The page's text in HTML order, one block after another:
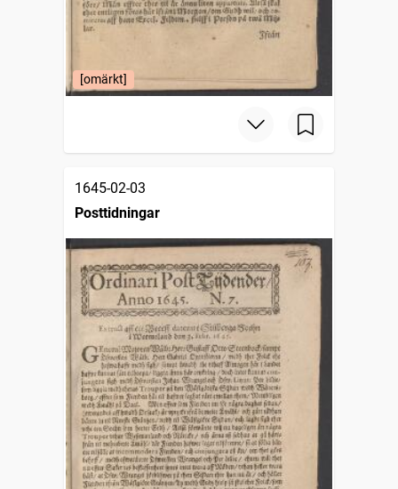
[omärkt]
1645-02-03
Posttidningar